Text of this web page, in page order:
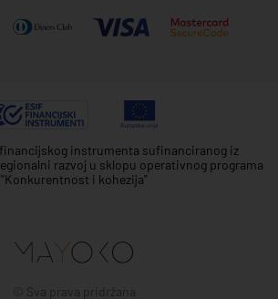
instrumenta sufinanciranog iz
razvoj u sklopu operativnog programa
"Konkurentnost i kohezija"
© Sva prava pridržana